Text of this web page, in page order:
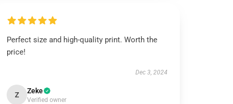
Perfect size and high-quality print. Worth the
price!
Dec 3, 2024
Z Zeke
Verified owner